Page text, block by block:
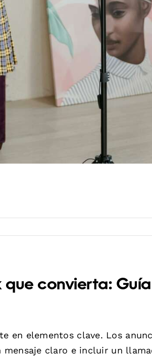
convierta:
en elementos clave. Los
claro e incluir un